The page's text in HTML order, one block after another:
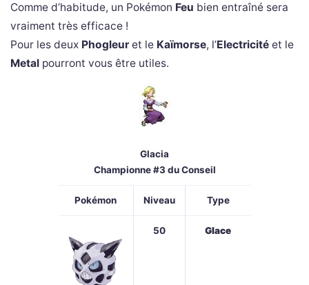
Comme d’habitude, un Pokémon Feu bien entraîné sera
vraiment très efficace !
Pour les deux Phogleur et le Kaïmorse, l’Electricité et le
Metal pourront vous être utiles.
Glacia
Championne #3 du Conseil
Pokémon Niveau Type
50 Glace